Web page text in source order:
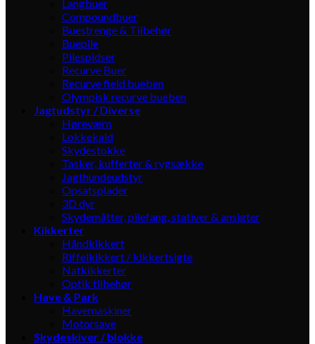
Langbuer
Compoundbuer
Buestrenge & Tilbehør
Buepile
Pilespidser
Recurve Buer
Recurve field bueben
Olympisk recurve bueben
Jagtudstyr / Diverse
Høreværn
Lokkekald
Skydestokke
Tasker, kufferter & rygsække
Jagthundeudstyr
Opsatsplader
3D dyr
Skydemåtter, pilefang, stativer & ansigter
Kikkerter
Håndkikkert
Riffelkikkert / kikkertsigte
Natkikkerter
Optik tilbehør
Have & Park
Havemaskiner
Motorsave
Skydeskiver / blokke